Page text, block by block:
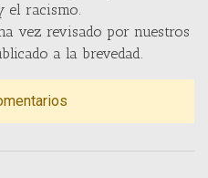
el racismo.
vez revisado por nuestros
a la brevedad.